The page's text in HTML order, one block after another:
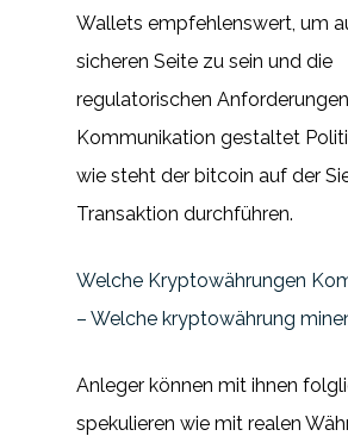
Wallets empfehlenswert, um
sicheren Seite zu sein und die
regulatorischen
Kommunikation gestaltet
wie steht der bitcoin auf der
Transaktion durchführen.
Welche Kryptowährungen
– Welche kryptowährung
Anleger können mit ihnen
spekulieren wie mit realen